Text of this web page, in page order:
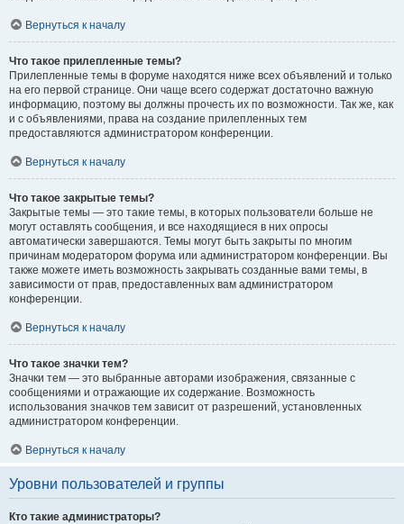
Вернуться к началу
Что такое прилепленные темы?
Прилепленные темы в форуме находятся ниже всех объявлений и только
на его первой странице. Они чаще всего содержат достаточно важную
информацию, поэтому вы должны прочесть их по возможности. Так же, как
и с объявлениями, права на создание прилепленных тем
предоставляются администратором конференции.
Вернуться к началу
Что такое закрытые темы?
Закрытые темы — это такие темы, в которых пользователи больше не
могут оставлять сообщения, и все находящиеся в них опросы
автоматически завершаются. Темы могут быть закрыты по многим
причинам модератором форума или администратором конференции. Вы
также можете иметь возможность закрывать созданные вами темы, в
зависимости от прав, предоставленных вам администратором
конференции.
Вернуться к началу
Что такое значки тем?
Значки тем — это выбранные авторами изображения, связанные с
сообщениями и отражающие их содержание. Возможность
использования значков тем зависит от разрешений, установленных
администратором конференции.
Вернуться к началу
Уровни пользователей и группы
Кто такие администраторы?